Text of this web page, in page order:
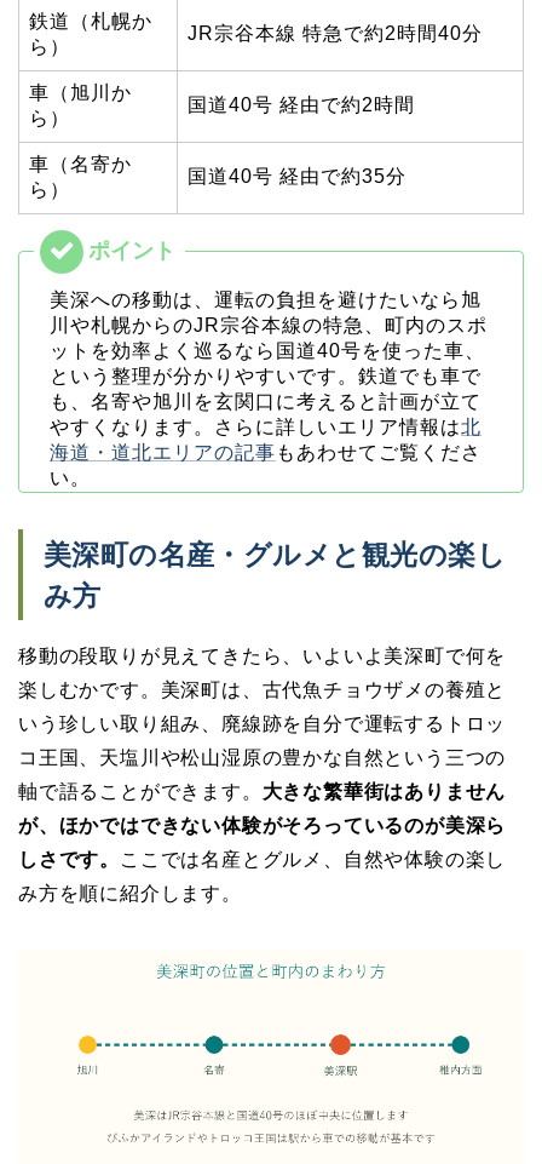
鉄道（札幌か
ら）
JR宗谷本線 特急で約2時間40分
車（旭川か
ら）
国道40号 経由で約2時間
車（名寄か
ら）
国道40号 経由で約35分
美深への移動は、運転の負担を避けたいなら旭
川や札幌からのJR宗谷本線の特急、町内のスポ
ットを効率よく巡るなら国道40号を使った車、
という整理が分かりやすいです。鉄道でも車で
も、名寄や旭川を玄関口に考えると計画が立て
やすくなります。さらに詳しいエリア情報は北
海道・道北エリアの記事 もあわせてご覧くださ
い。
美深町の名産・グルメと観光の楽し
み方
移動の段取りが見えてきたら、いよいよ美深町で何を
楽しむかです。美深町は、古代魚チョウザメの養殖と
いう珍しい取り組み、廃線跡を自分で運転するトロッ
コ王国、天塩川や松山湿原の豊かな自然という三つの
軸で語ることができます。 大きな繁華街はありません
が、ほかではできない体験がそろっているのが美深ら
しさです。
ここでは名産とグルメ、自然や体験の楽し
み方を順に紹介します。